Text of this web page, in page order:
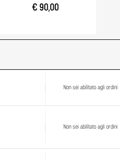
€ 90,00
Non sei abilitato agli ordini
Non sei abilitato agli ordini